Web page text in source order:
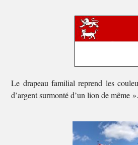
Le drapeau familial reprend les
d’argent surmonté d’un lion de même ».